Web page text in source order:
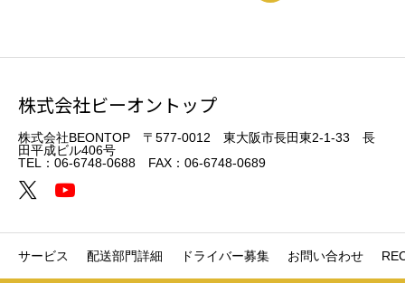
株式会社ビーオントップ
株式会社BEONTOP 〒577-0012 東大阪市長田東2-1-33 長
田平成ビル406号
TEL：06-6748-0688 FAX：06-6748-0689
サービス 配送部門詳細 ドライバー募集 お問い合わせ